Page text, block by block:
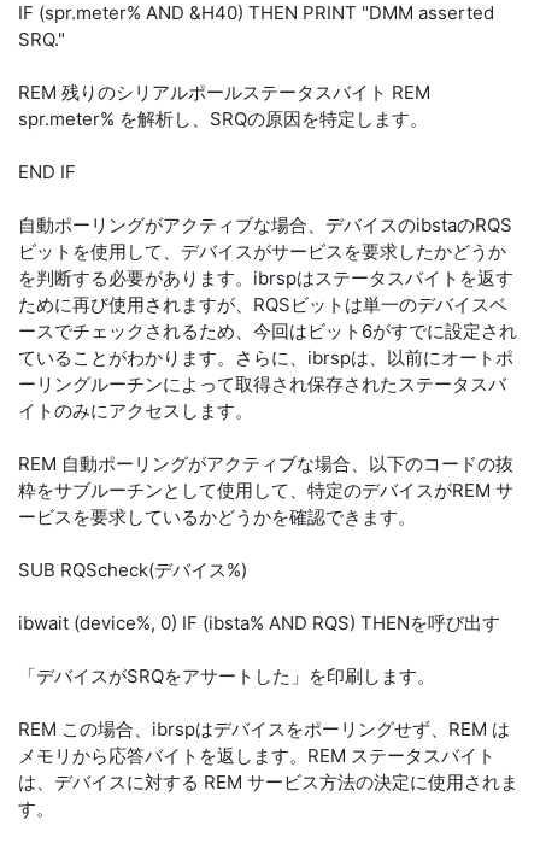
IF (spr.meter% AND &H40) THEN PRINT "DMM asserted
SRQ."
REM 残りのシリアルポールステータスバイト REM
spr.meter% を解析し、SRQの原因を特定します。
END IF
自動ポーリングがアクティブな場合、デバイスのibstaのRQS
ビットを使用して、デバイスがサービスを要求したかどうか
を判断する必要があります。ibrspはステータスバイトを返す
ために再び使用されますが、RQSビットは単一のデバイスベ
ースでチェックされるため、今回はビット6がすでに設定され
ていることがわかります。さらに、ibrspは、以前にオートポ
ーリングルーチンによって取得され保存されたステータスバ
イトのみにアクセスします。
REM 自動ポーリングがアクティブな場合、以下のコードの抜
粋をサブルーチンとして使用して、特定のデバイスがREM サ
ービスを要求しているかどうかを確認できます。
SUB RQScheck(デバイス%)
ibwait (device%, 0) IF (ibsta% AND RQS) THENを呼び出す
「デバイスがSRQをアサートした」を印刷します。
REM この場合、ibrspはデバイスをポーリングせず、REM は
メモリから応答バイトを返します。REM ステータスバイト
は、デバイスに対する REM サービス方法の決定に使用されま
す。